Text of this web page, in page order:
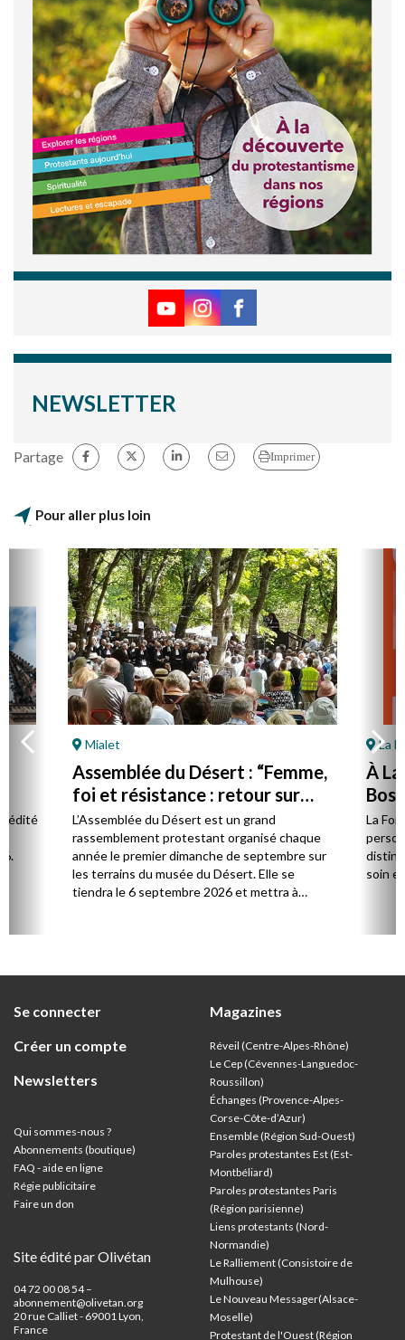
NEWSLETTER
Partage Imprimer
Pour aller plus loin
édité
Mialet
Assemblée du Désert : “Femme,
foi et résistance : retour sur
Marie Durand”
L’Assemblée du Désert est un grand
rassemblement protestant organisé chaque
année le premier dimanche de septembre sur
les terrains du musée du Désert. Elle se
tiendra le 6 septembre 2026 et mettra à
La
À
par
La
soin
Se connecter
Créer un compte
Newsletters
Qui sommes-nous ?
Abonnements (boutique)
FAQ - aide en ligne
Régie publicitaire
Faire un don
Site édité par Olivétan
04 72 00 08 54 –
abonnement@olivetan.org
20 rue Calliet - 69001 Lyon,
France
Magazines
Réveil (Centre-Alpes-Rhône)
Le Cep (Cévennes-Languedoc-
Roussillon)
Échanges (Provence-Alpes-
Corse-Côte-d’Azur)
Ensemble (Région Sud-Ouest)
Paroles protestantes Est (Est-
Montbéliard)
Paroles protestantes Paris
(Région parisienne)
Liens protestants (Nord-
Normandie)
Le Ralliement (Consistoire de
Mulhouse)
Le Nouveau Messager(Alsace-
Moselle)
Protestant de l'Ouest (Région